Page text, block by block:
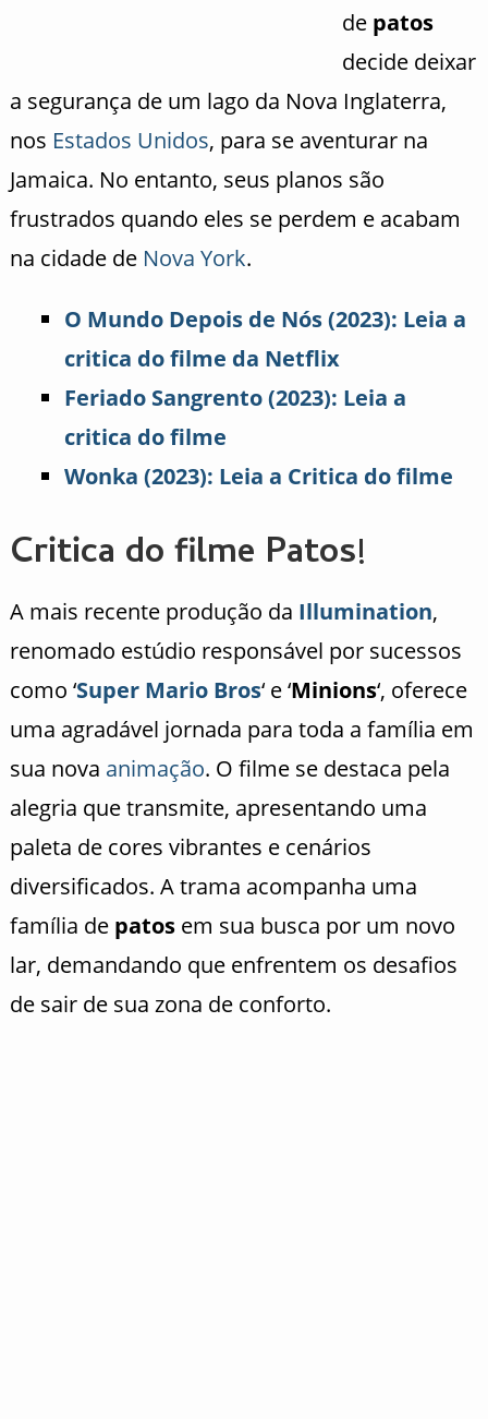
de patos
decide deixar
a segurança de um lago da Nova Inglaterra,
nos Estados Unidos, para se aventurar na
Jamaica. No entanto, seus planos são
frustrados quando eles se perdem e acabam
na cidade de Nova York.
O Mundo Depois de Nós (2023): Leia a
critica do filme da Netflix
Feriado Sangrento (2023): Leia a
critica do filme
Wonka (2023): Leia a Critica do filme
Critica do filme Patos!
A mais recente produção da Illumination,
renomado estúdio responsável por sucessos
como ‘Super Mario Bros‘ e ‘Minions‘, oferece
uma agradável jornada para toda a família em
sua nova animação. O filme se destaca pela
alegria que transmite, apresentando uma
paleta de cores vibrantes e cenários
diversificados. A trama acompanha uma
família de patosem sua busca por um novo
lar, demandando que enfrentem os desafios
de sair de sua zona de conforto.